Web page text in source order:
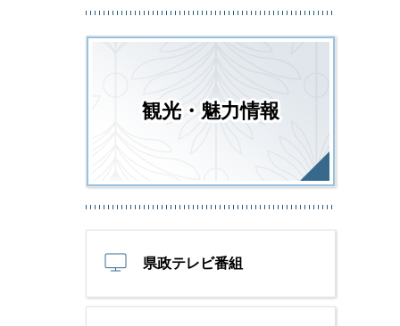
観光・魅力情報
県政テレビ番組